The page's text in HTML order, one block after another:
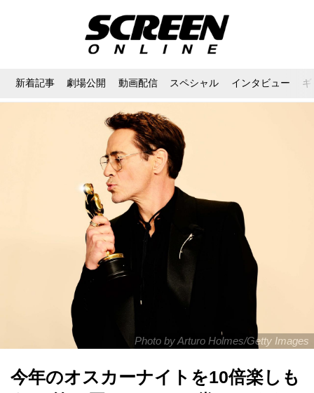
新着記事 劇場公開 動画配信 スペシャル インタビュー
Photo by Arturo Holmes/Getty Images
今年のオスカーナイトを10倍楽しも